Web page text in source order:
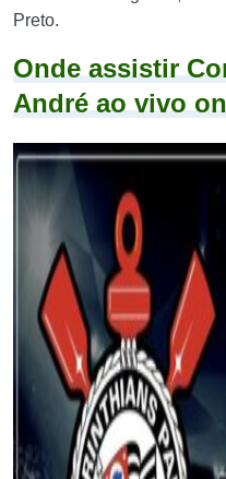
Preto.
Onde assistir
André ao vivo